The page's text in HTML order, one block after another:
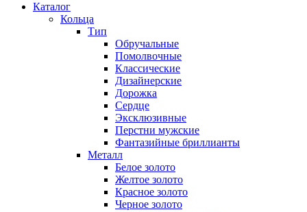
Каталог
Кольца
Тип
Обручальные
Помолвочные
Классические
Дизайнерские
Дорожка
Сердце
Эксклюзивные
Перстни мужские
Фантазийные бриллианты
Металл
Белое золото
Желтое золото
Красное золото
Черное золото